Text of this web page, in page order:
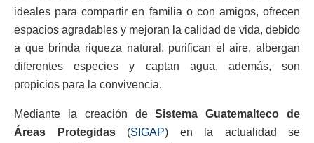
ideales para compartir en familia o con amigos, ofrecen
espacios agradables y mejoran la calidad de vida, debido
a que brinda riqueza natural, purifican el aire, albergan
diferentes especies y captan agua, además, son
propicios para la convivencia.
Mediante la creación deSistema Guatemalteco de
Áreas Protegidas(SIGAP) en la actualidad se